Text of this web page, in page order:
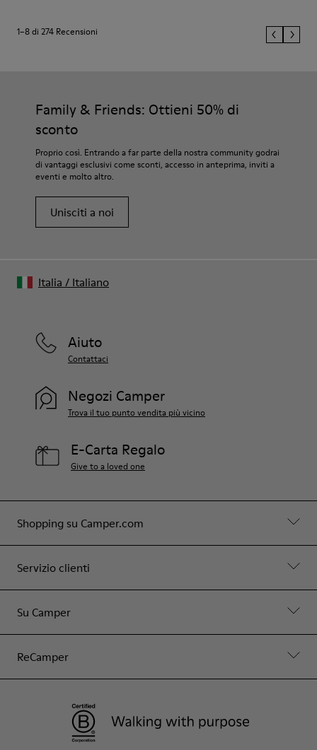
1–8 di 274 Recensioni
Family & Friends: Ottieni 50% di
sconto
Proprio così. Entrando a far parte della nostra community godrai
di vantaggi esclusivi come sconti, accesso in anteprima, inviti a
eventi e molto altro.
Unisciti a noi
Shopping su Camper.com
Servizio clienti
Su Camper
ReCamper
Aiuto
Contattaci
Negozi Camper
Trova il tuo punto vendita più vicino
E-Carta Regalo
Give to a loved one
Italia / Italiano